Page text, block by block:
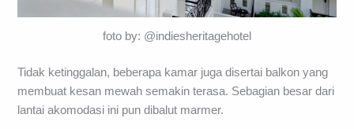
foto by: @indiesheritagehotel
Tidak ketinggalan, beberapa kamar juga disertai balkon yang
membuat kesan mewah semakin terasa. Sebagian besar dari
lantai akomodasi ini pun dibalut marmer.